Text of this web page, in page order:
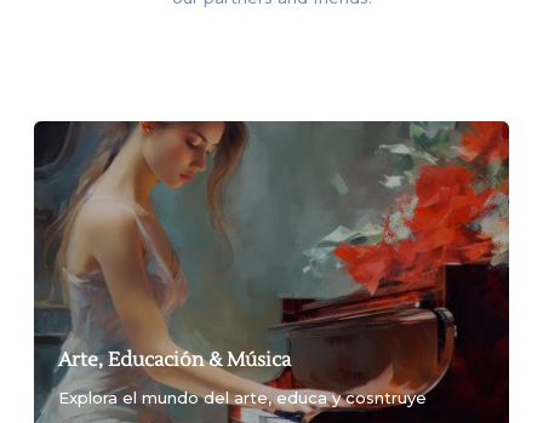
Arte, Educación & Música
Explora el mundo del arte, educa y cosntruye